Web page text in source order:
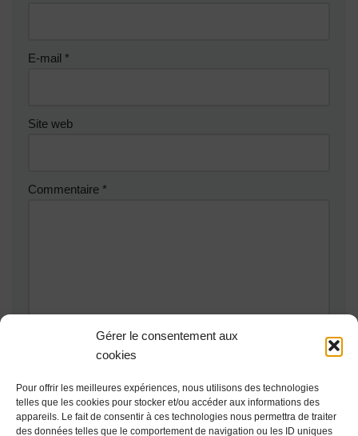
Gérer le consentement aux
cookies
Pour offrir les meilleures expériences, nous utilisons des technologies
telles que les cookies pour stocker et/ou accéder aux informations des
appareils. Le fait de consentir à ces technologies nous permettra de traiter
des données telles que le comportement de navigation ou les ID uniques
E-mail *
Site web
Commentaire *